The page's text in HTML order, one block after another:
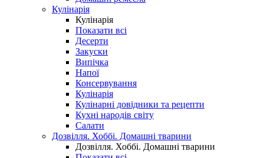
Кулінарія
Кулінарія
Показати всі
Десерти
Закуски
Випічка
Напої
Консервування
Кулінарія
Кулінарні довідники та рецепти
Кухні народів світу
Салати
Дозвілля. Хоббі. Домашні тварини
Дозвілля. Хоббі. Домашні тварини